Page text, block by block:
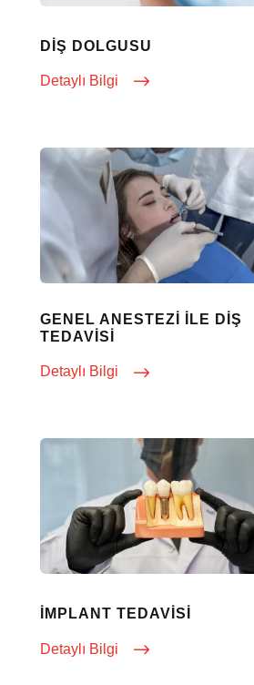
DIŞ DOLGUSU
Detaylı Bilgi
GENEL ANESTEZI ILE DIŞ
TEDAVISI
Detaylı Bilgi
İMPLANT TEDAVISI
Detaylı Bilgi